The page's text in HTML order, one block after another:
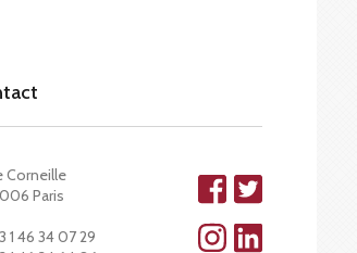
Corneille
Paris
1 46 34 07 29